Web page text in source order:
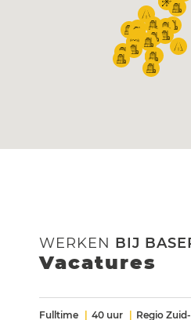
WERKEN BIJ
Vacatures
Fulltime 40 uur Regio